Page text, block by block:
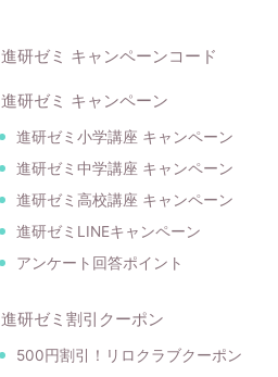
進研ゼミ キャンペーンコード
進研ゼミ キャンペーン
進研ゼミ小学講座 キャンペーン
進研ゼミ中学講座 キャンペーン
進研ゼミ高校講座 キャンペーン
進研ゼミLINEキャンペーン
アンケート回答ポイント
進研ゼミ割引クーポン
500円割引！リロクラブクーポン